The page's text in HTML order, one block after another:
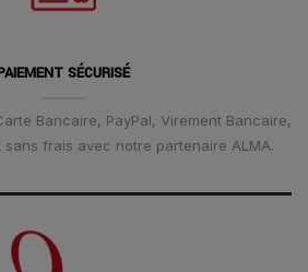
SÉCURISÉ
Bancaire, PayPal, Virement Bancaire,
frais avec notre partenaire ALMA.